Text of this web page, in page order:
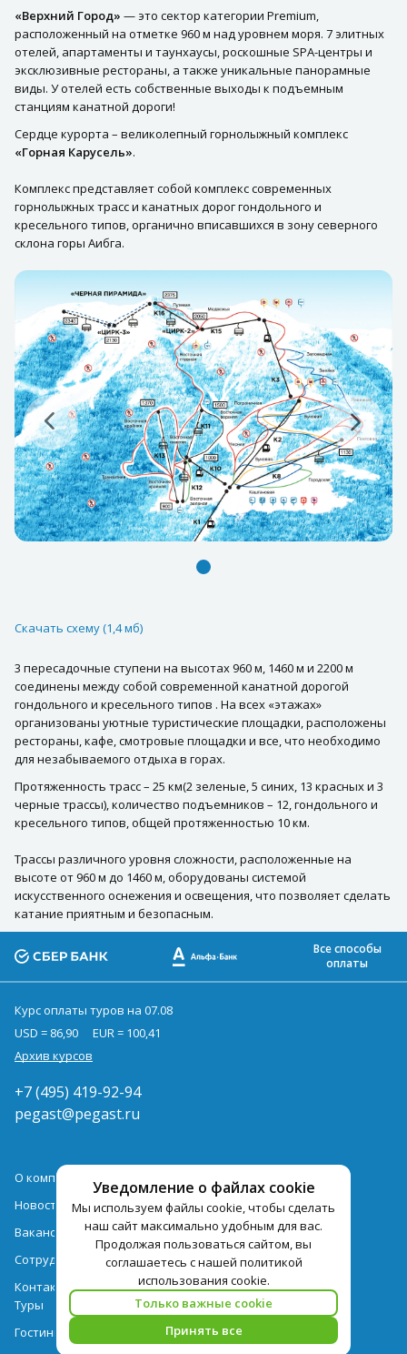
«Верхний Город» — это сектор категории Premium,
расположенный на отметке 960 м над уровнем моря. 7 элитных
отелей, апартаменты и таунхаусы, роскошные SPA-центры и
эксклюзивные рестораны, а также уникальные панорамные
виды. У отелей есть собственные выходы к подъемным
станциям канатной дороги!
Сердце курорта – великолепный горнолыжный комплекс
«Горная Карусель».
Комплекс представляет собой комплекс современных
горнолыжных трасс и канатных дорог гондольного и
кресельного типов, органично вписавшихся в зону северного
склона горы Аибга.
Скачать схему (1,4 мб)
3 пересадочные ступени на высотах 960 м, 1460 м и 2200 м
соединены между собой современной канатной дорогой
гондольного и кресельного типов . На всех «этажах»
организованы уютные туристические площадки, расположены
рестораны, кафе, смотровые площадки и все, что необходимо
для незабываемого отдыха в горах.
Протяженность трасс – 25 км(2 зеленые, 5 синих, 13 красных и 3
черные трассы), количество подъемников – 12, гондольного и
кресельного типов, общей протяженностью 10 км.
Трассы различного уровня сложности, расположенные на
высоте от 960 м до 1460 м, оборудованы системой
искусственного оснежения и освещения, что позволяет сделать
катание приятным и безопасным.
Уведомление о файлах cookie
Мы используем файлы cookie, чтобы сделать
наш сайт максимально удобным для вас.
Продолжая пользоваться сайтом, вы
соглашаетесь с нашей политикой
использования cookie.
Только важные cookie
Принять все
Все способы
оплаты
Курс оплаты туров на 07.08
USD = 86,90
EUR = 100,41
Архив курсов
+7 (495) 419-92-94
pegast@pegast.ru
О компании
Новости
Вакансии
Сотрудничество
Контактная информация
Туры
Гостиницы